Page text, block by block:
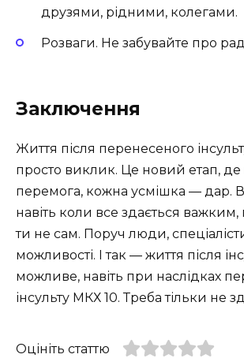
друзями, рідними, колегами.
Розваги. Не забувайте про
Заключення
Життя після перенесеного
просто виклик. Це новий етап,
перемога, кожна усмішка — дар.
навіть коли все здається важким,
ти не сам. Поруч люди,
можливості. І так — життя після
можливе, навіть при наслідках
інсульту МКХ 10. Треба тільки не
Оцініть статтю